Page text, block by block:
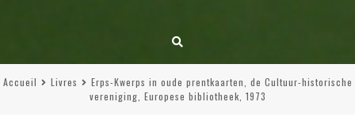
Accueil Livres
Erps-Kwerps in oude prentkaarten, de Cultuur-historische
vereniging, Europese bibliotheek, 1973